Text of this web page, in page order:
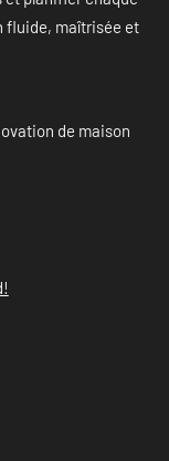
fluide, maîtrisée et
de maison